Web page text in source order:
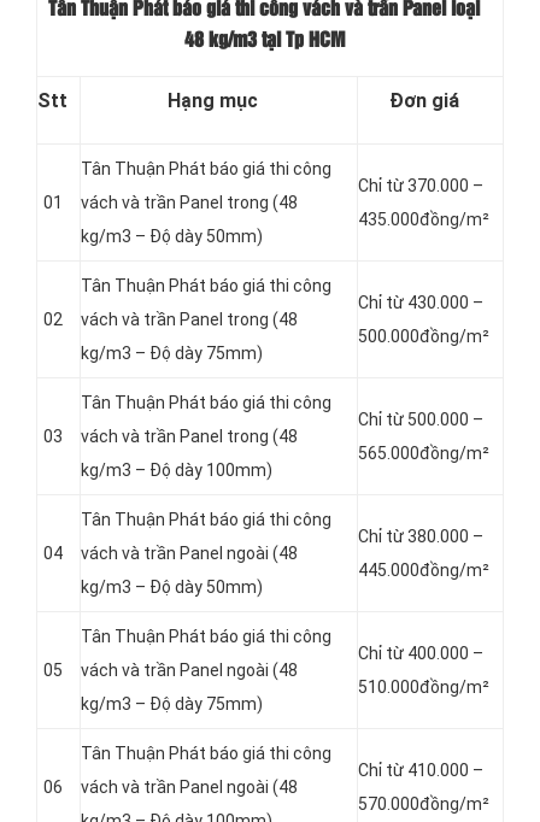
Tân Thuận Phát báo giá thi công vách và trần Panel loại
48 kg/m3 tại Tp HCM
Stt Hạng mục Đơn giá
01
Tân Thuận Phát báo giá thi công
vách và trần Panel trong (48
kg/m3 – Độ dày 50mm)
Chỉ từ 370.000 –
435.000đồng/m²
02
Tân Thuận Phát báo giá thi công
vách và trần Panel trong (48
kg/m3 – Độ dày 75mm)
Chỉ từ 430.000 –
500.000đồng/m²
03
Tân Thuận Phát báo giá thi công
vách và trần Panel trong (48
kg/m3 – Độ dày 100mm)
Chỉ từ 500.000 –
565.000đồng/m²
04
Tân Thuận Phát báo giá thi công
vách và trần Panel ngoài (48
kg/m3 – Độ dày 50mm)
Chỉ từ 380.000 –
445.000đồng/m²
05
Tân Thuận Phát báo giá thi công
vách và trần Panel ngoài (48
kg/m3 – Độ dày 75mm)
Chỉ từ 400.000 –
510.000đồng/m²
06
Tân Thuận Phát báo giá thi công
vách và trần Panel ngoài (48
Chỉ từ 410.000 –
570.000đồng/m²